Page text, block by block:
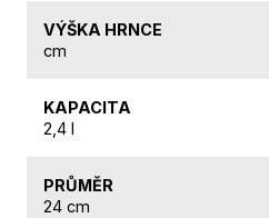
VÝŠKA HRNCE
cm
KAPACITA
2,4 l
PRŮMĚR
24 cm